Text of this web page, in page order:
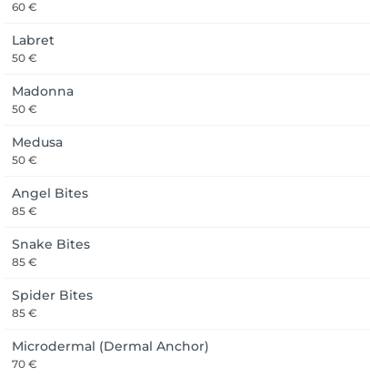
60 €
Labret
50 €
Madonna
50 €
Medusa
50 €
Angel Bites
85 €
Snake Bites
85 €
Spider Bites
85 €
Microdermal (Dermal Anchor)
70 €